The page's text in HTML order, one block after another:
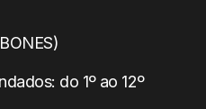
do 1º ao 12º